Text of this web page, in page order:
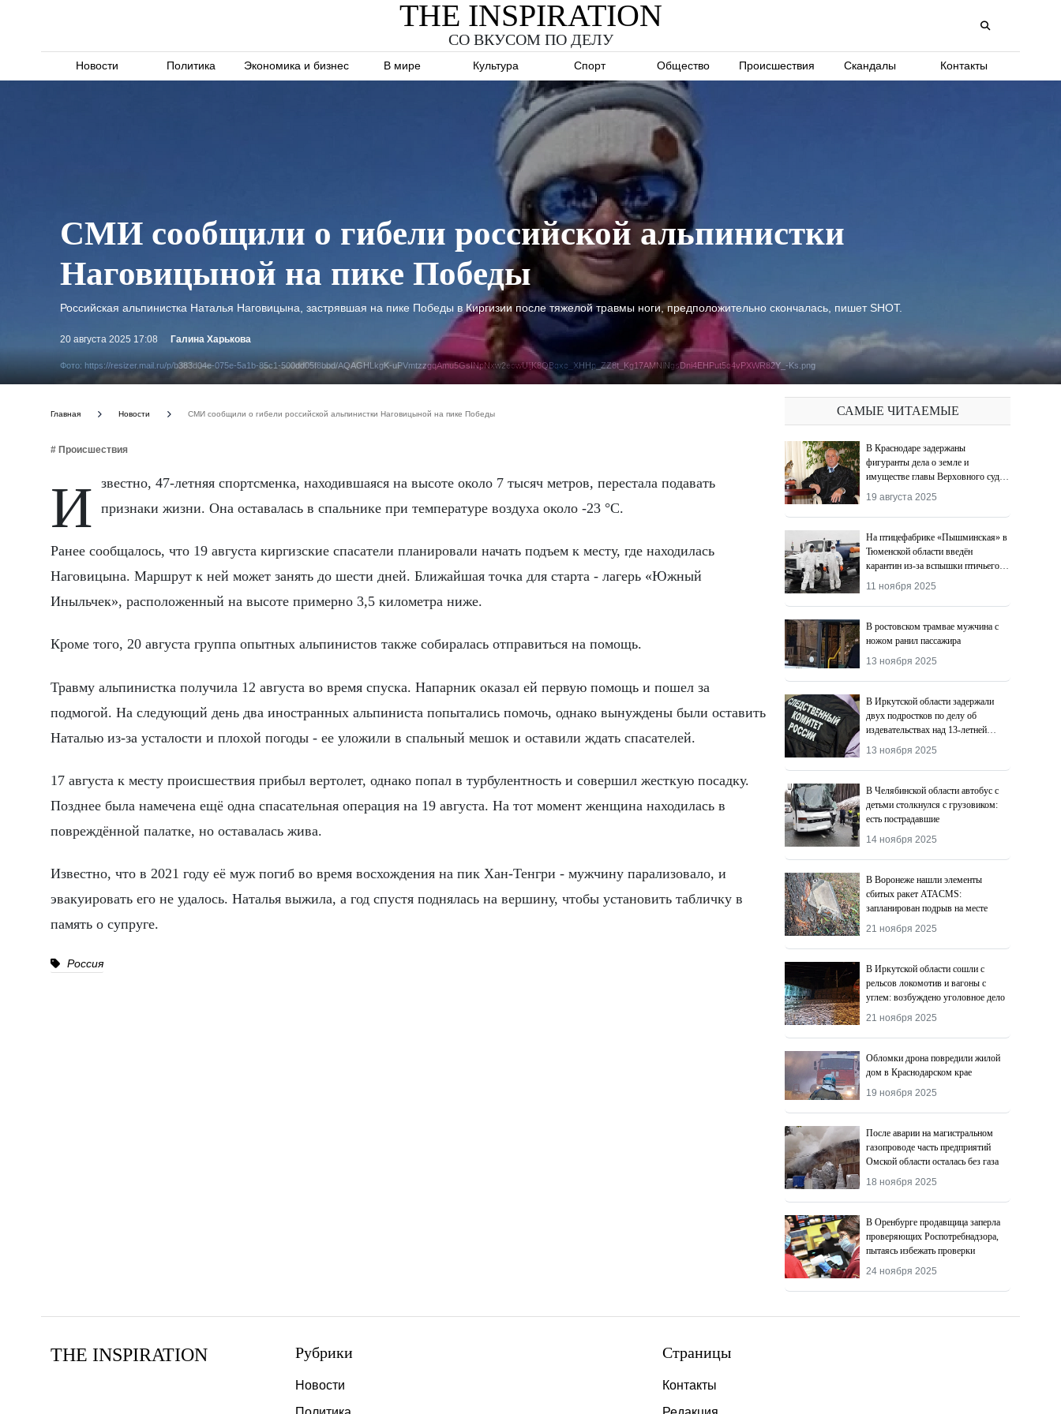
THE INSPIRATION
СО ВКУСОМ ПО ДЕЛУ
Новости Политика Экономика и бизнес В мире Культура Спорт Общество Происшествия Скандалы Контакты
Фото: https://resizer.mail.ru/p/b383d04e-075e-5a1b-85c1-500dd05f8bbd/AQAGHLkgK-uPVmtzzgqAmu5GsINpNxw2eowUljK8QBqxc_XHHp_ZZ8t_Kg17AMNlNgsDni4EHPut5q4vPXWR82Y_-Ks.png
СМИ сообщили о гибели российской альпинистки
Наговицыной на пике Победы
Российская альпинистка Наталья Наговицына, застрявшая на пике Победы в Киргизии после тяжелой травмы ноги, предположительно скончалась, пишет SHOT.
20 августа 2025 17:08 Галина Харькова
Главная Новости СМИ сообщили о гибели российской альпинистки Наговицыной на пике Победы
# Происшествия
Известно, 47-летняя спортсменка, находившаяся на высоте около 7 тысяч метров, перестала подавать признаки жизни. Она оставалась в спальнике при температуре воздуха около -23 °C.
Ранее сообщалось, что 19 августа киргизские спасатели планировали начать подъем к месту, где находилась
Наговицына. Маршрут к ней может занять до шести дней. Ближайшая точка для старта - лагерь «Южный
Иныльчек», расположенный на высоте примерно 3,5 километра ниже.
Кроме того, 20 августа группа опытных альпинистов также собиралась отправиться на помощь.
Травму альпинистка получила 12 августа во время спуска. Напарник оказал ей первую помощь и пошел за
подмогой. На следующий день два иностранных альпиниста попытались помочь, однако вынуждены были оставить
Наталью из-за усталости и плохой погоды - ее уложили в спальный мешок и оставили ждать спасателей.
17 августа к месту происшествия прибыл вертолет, однако попал в турбулентность и совершил жесткую посадку.
Позднее была намечена ещё одна спасательная операция на 19 августа. На тот момент женщина находилась в
повреждённой палатке, но оставалась жива.
Известно, что в 2021 году её муж погиб во время восхождения на пик Хан-Тенгри - мужчину парализовало, и
эвакуировать его не удалось. Наталья выжила, а год спустя поднялась на вершину, чтобы установить табличку в
память о супруге.
Россия
САМЫЕ ЧИТАЕМЫЕ
В Краснодаре задержаны
фигуранты дела о земле и
имуществе главы Верховного суда
Адыгеи
19 августа 2025
На птицефабрике «Пышминская» в
Тюменской области введён
карантин из-за вспышки птичьего
гриппа
11 ноября 2025
В ростовском трамвае мужчина с
ножом ранил пассажира
13 ноября 2025
В Иркутской области задержали
двух подростков по делу об
издевательствах над 13-летней
девочкой
13 ноября 2025
В Челябинской области автобус с
детьми столкнулся с грузовиком:
есть пострадавшие
14 ноября 2025
В Воронеже нашли элементы
сбитых ракет ATACMS:
запланирован подрыв на месте
21 ноября 2025
В Иркутской области сошли с
рельсов локомотив и вагоны с
углем: возбуждено уголовное дело
21 ноября 2025
Обломки дрона повредили жилой
дом в Краснодарском крае
19 ноября 2025
После аварии на магистральном
газопроводе часть предприятий
Омской области осталась без газа
18 ноября 2025
В Оренбурге продавщица заперла
проверяющих Роспотребнадзора,
пытаясь избежать проверки
24 ноября 2025
THE INSPIRATION Рубрики
Новости
Страницы
Контакты